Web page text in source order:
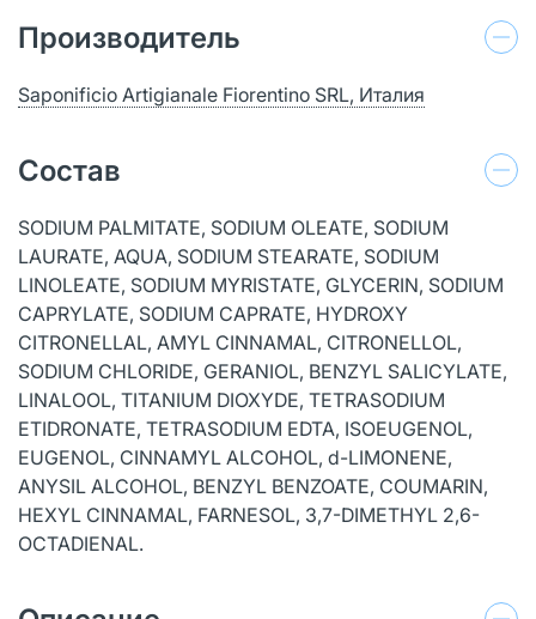
Производитель
Saponificio Artigianale Fiorentino SRL, Италия
Состав
SODIUM PALMITATE, SODIUM OLEATE, SODIUM
LAURATE, AQUA, SODIUM STEARATE, SODIUM
LINOLEATE, SODIUM MYRISTATE, GLYCERIN, SODIUM
CAPRYLATE, SODIUM CAPRATE, HYDROXY
CITRONELLAL, AMYL CINNAMAL, CITRONELLOL,
SODIUM CHLORIDE, GERANIOL, BENZYL SALICYLATE,
LINALOOL, TITANIUM DIOXYDE, TETRASODIUM
ETIDRONATE, TETRASODIUM EDTA, ISOEUGENOL,
EUGENOL, CINNAMYL ALCOHOL, d-LIMONENE,
ANYSIL ALCOHOL, BENZYL BENZOATE, COUMARIN,
HEXYL CINNAMAL, FARNESOL, 3,7-DIMETHYL 2,6-
OCTADIENAL.